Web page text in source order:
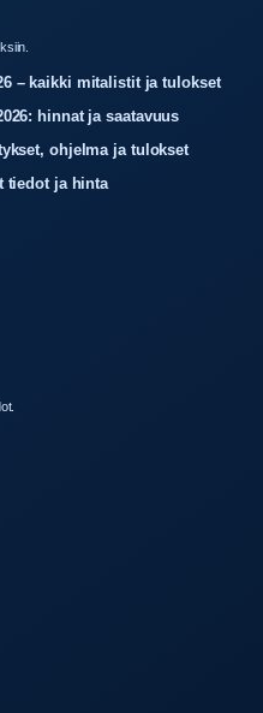
– kaikki mitalistit ja tulokset
hinnat ja saatavuus
ohjelma ja tulokset
tiedot ja hinta